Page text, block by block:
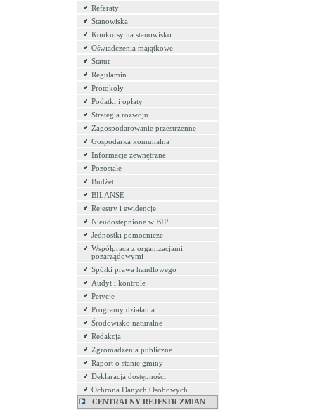
Referaty
Stanowiska
Konkursy na stanowisko
Oświadczenia majątkowe
Statut
Regulamin
Protokoły
Podatki i opłaty
Strategia rozwoju
Zagospodarowanie przestrzenne
Gospodarka komunalna
Informacje zewnętrzne
Pozostałe
Budżet
BILANSE
Rejestry i ewidencje
Nieudostępnione w BIP
Jednostki pomocnicze
Współpraca z organizacjami
pozarządowymi
Spółki prawa handlowego
Audyt i kontrole
Petycje
Programy działania
Środowisko naturalne
Redakcja
Zgromadzenia publiczne
Raport o stanie gminy
Deklaracja dostępności
Ochrona Danych Osobowych
CENTRALNY REJESTR ZMIAN